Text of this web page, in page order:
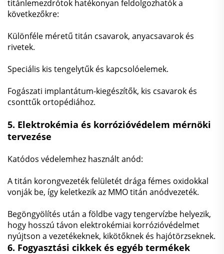
titánlemezdrótok hatékonyan feldolgozhatók a
következőkre:
Különféle méretű titán csavarok, anyacsavarok és
rivetek.
Speciális kis tengelytűk és kapcsolóelemek.
Fogászati implantátum-kiegészítők, kis csavarok és
csonttűk ortopédiához.
5. Elektrokémia és korrózióvédelem mérnöki
tervezése
Katódos védelemhez használt anód:
A titán korongvezeték felületét drága fémes oxidokkal
vonják be, így keletkezik az MMO titán anódvezeték.
Begöngyölítés után a földbe vagy tengervízbe helyezik,
hogy hosszú távon elektrokémiai korrózióvédelmet
nyújtson a vezetékeknek, kikötőknek és hajótörzseknek.
6. Fogyasztási cikkek és egyéb termékek